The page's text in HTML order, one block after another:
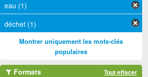
eau (1)
déchet (1)
Montrer uniquement les mots-clés
populaires
Formats Tout effacer